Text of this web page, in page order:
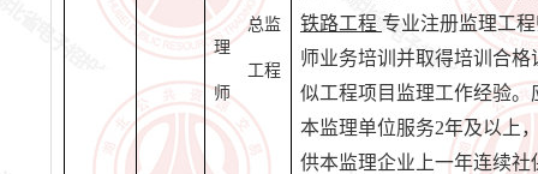
总监
理
工程
师
铁路工程 专业注册监理工
师业务培训并取得培训合格
似工程项目监理工作经验
本监理单位服务2年及以上
供本监理企业上一年连续社